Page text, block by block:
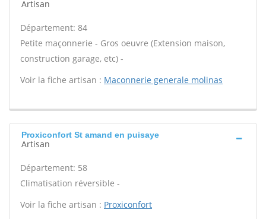
Artisan
Département: 84
Petite maçonnerie - Gros oeuvre (Extension maison,
construction garage, etc) -
Voir la fiche artisan : Maconnerie generale molinas
Proxiconfort St amand en puisaye
Artisan
Département: 58
Climatisation réversible -
Voir la fiche artisan : Proxiconfort